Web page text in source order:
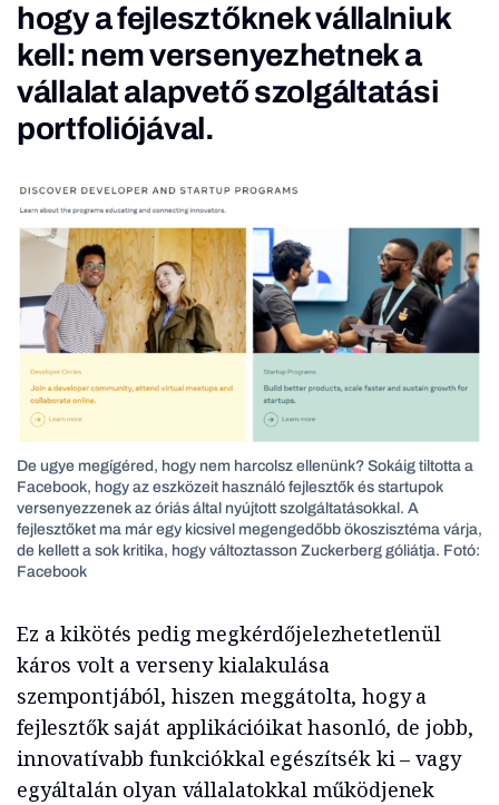
hogy a fejlesztőknek vállalniuk
kell: nem versenyezhetnek a
vállalat alapvető szolgáltatási
portfoliójával.
De ugye megígéred, hogy nem harcolsz ellenünk? Sokáig tiltotta a
Facebook, hogy az eszközeit használó fejlesztők és startupok
versenyezzenek az óriás által nyújtott szolgáltatásokkal. A
fejlesztőket ma már egy kicsivel megengedőbb ökoszisztéma várja,
de kellett a sok kritika, hogy változtasson Zuckerberg góliátja. Fotó:
Facebook
Ez a kikötés pedig megkérdőjelezhetetlenül
káros volt a verseny kialakulása
szempontjából, hiszen meggátolta, hogy a
fejlesztők saját applikációikat hasonló, de jobb,
innovatívabb funkciókkal egészítsék ki – vagy
egyáltalán olyan vállalatokkal működjenek